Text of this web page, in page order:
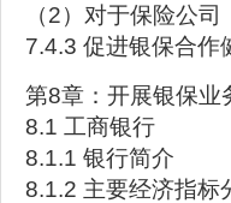
（2）对于保险公司
7.4.3 促进银保合作
第8章：开展银保业
8.1 工商银行
8.1.1 银行简介
8.1.2 主要经济指标